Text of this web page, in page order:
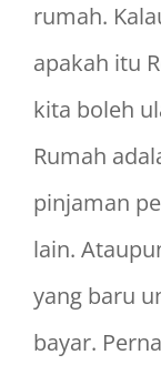
rumah.
apakah itu
kita boleh
Rumah
pinjaman
lain.
yang baru
bayar.